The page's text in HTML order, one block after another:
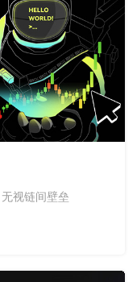
视链间壁垒